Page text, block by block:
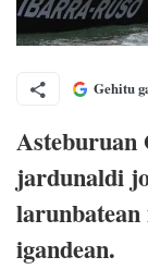
Gehitu
Asteburuan
jardunaldi
igandean.